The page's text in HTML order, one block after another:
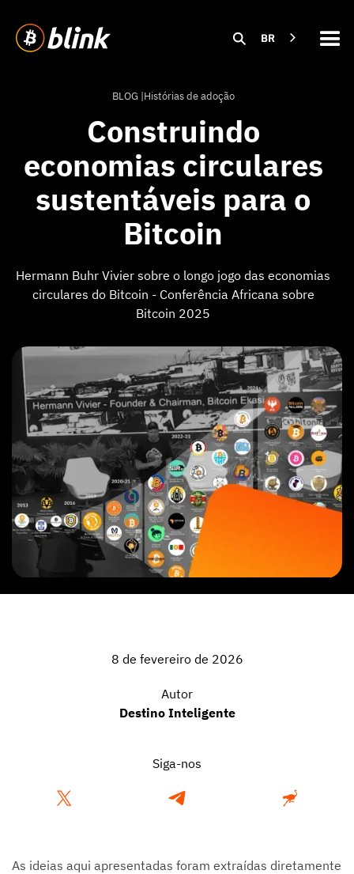
BR
BLOG |Histórias de adoção
Construindo
economias circulares
sustentáveis para o
Bitcoin
Hermann Buhr Vivier sobre o longo jogo das economias
circulares do Bitcoin - Conferência Africana sobre
Bitcoin 2025
8 de fevereiro de 2026
Autor
Destino Inteligente
Siga-nos
As ideias aqui apresentadas foram extraídas diretamente